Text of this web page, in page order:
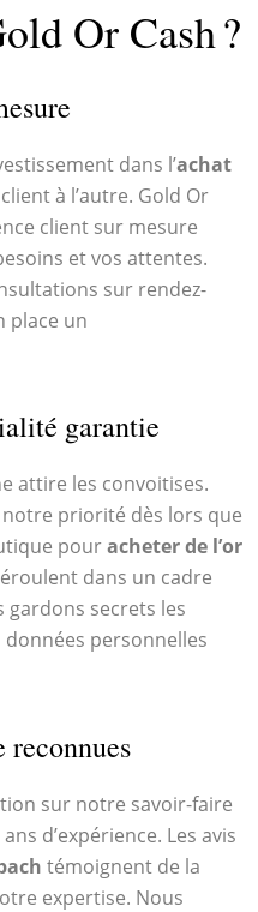
Or Cash ?
dans l’achat
à l’autre. Gold Or
client sur mesure
et vos attentes.
sur rendez-
place un
garantie
attire les convoitises.
priorité dès lors que
pouracheter de l’or
dans un cadre
gardons secrets les
personnelles
reconnues
sur notre savoir-faire
d’expérience. Les avis
témoignent de la
expertise. Nous